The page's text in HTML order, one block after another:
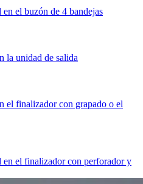
el buzón de 4 bandejas
la unidad de salida
el finalizador con grapado o el
en el finalizador con perforador y